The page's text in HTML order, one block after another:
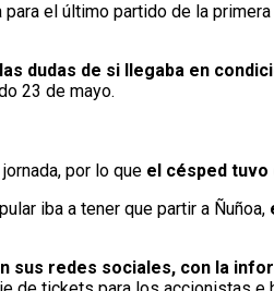
el último partido de la primera
dudas de si llegaba en
23 de mayo.
por lo que el césped
iba a tener que partir a Ñuñoa,
sus redes sociales, con la